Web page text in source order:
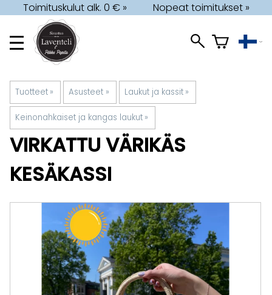
Toimituskulut alk. 0 € » Nopeat toimitukset »
Tuotteet ‪» Asusteet ‪» Laukut ja kassit ‪»
Keinonahkaiset ja kangas laukut ‪»
VIRKATTU VÄRIKÄS
KESÄKASSI